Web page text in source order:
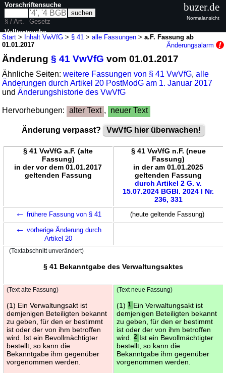
Start > Inhalt VwVfG > § 41 >alle Fassungen >a.F. Fassung ab
01.01.2017
Änderungsalarm
Änderung§ 41 VwVfG vom 01.01.2017
Ähnliche Seiten:weitere Fassungen von § 41 VwVfG,alle
Änderungen durch Artikel 20 PostModG am 1. Januar 2017
undÄnderungshistorie des VwVfG
Hervorhebungen: alter Text , neuer Text
Änderung verpasst? VwVfG hier überwachen!
§ 41 VwVfG a.F. (alte
Fassung)
in der vor dem 01.01.2017
geltenden Fassung
§ 41 VwVfG n.F. (neue
Fassung)
in der am 01.01.2025
geltenden Fassung
durch Artikel 2 G. v.
15.07.2024 BGBl. 2024 I Nr.
236, 331
← frühere Fassung von § 41 (heute geltende Fassung)
← vorherige Änderung durch
Artikel 20
(Textabschnitt unverändert)
§ 41 Bekanntgabe des Verwaltungsaktes
(Text alte Fassung)
(1) Ein Verwaltungsakt ist
demjenigen Beteiligten bekannt
zu geben, für den er bestimmt
ist oder der von ihm betroffen
wird. Ist ein Bevollmächtigter
bestellt, so kann die
Bekanntgabe ihm gegenüber
vorgenommen werden.
(Text neue Fassung)
(1) 1 Ein Verwaltungsakt ist
demjenigen Beteiligten bekannt
zu geben, für den er bestimmt
ist oder der von ihm betroffen
wird.
2 Ist ein Bevollmächtigter
bestellt, so kann die
Bekanntgabe ihm gegenüber
vorgenommen werden.
Vorschriftensuche
§ / Art.
Gesetz
Volltextsuche
buzer.de
Normalansicht